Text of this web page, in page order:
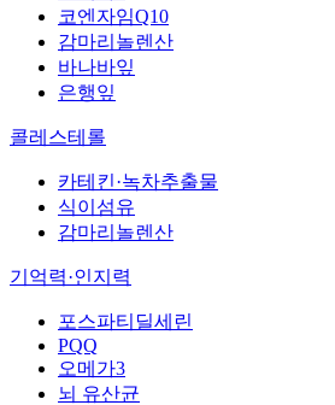
코엔자임Q10
감마리놀렌산
바나바잎
은행잎
콜레스테롤
카테킨·녹차추출물
식이섬유
감마리놀렌산
기억력·인지력
포스파티딜세린
PQQ
오메가3
뇌 유산균